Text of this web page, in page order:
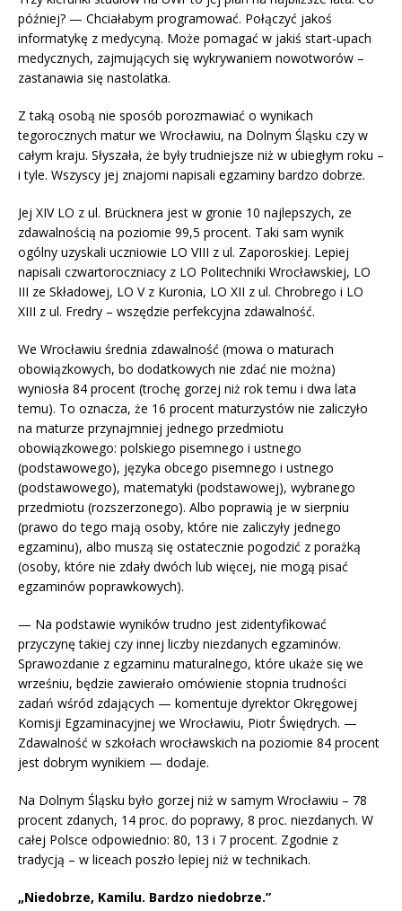
później? — Chciałabym programować. Połączyć jakoś
informatykę z medycyną. Może pomagać w jakiś start-upach
medycznych, zajmujących się wykrywaniem nowotworów –
zastanawia się nastolatka.
Z taką osobą nie sposób porozmawiać o wynikach
tegorocznych matur we Wrocławiu, na Dolnym Śląsku czy w
całym kraju. Słyszała, że były trudniejsze niż w ubiegłym roku –
i tyle. Wszyscy jej znajomi napisali egzaminy bardzo dobrze.
Jej XIV LO z ul. Brücknera jest w gronie 10 najlepszych, ze
zdawalnością na poziomie 99,5 procent. Taki sam wynik
ogólny uzyskali uczniowie LO VIII z ul. Zaporoskiej. Lepiej
napisali czwartoroczniacy z LO Politechniki Wrocławskiej, LO
III ze Składowej, LO V z Kuronia, LO XII z ul. Chrobrego i LO
XIII z ul. Fredry – wszędzie perfekcyjna zdawalność.
We Wrocławiu średnia zdawalność (mowa o maturach
obowiązkowych, bo dodatkowych nie zdać nie można)
wyniosła 84 procent (trochę gorzej niż rok temu i dwa lata
temu). To oznacza, że 16 procent maturzystów nie zaliczyło
na maturze przynajmniej jednego przedmiotu
obowiązkowego: polskiego pisemnego i ustnego
(podstawowego), języka obcego pisemnego i ustnego
(podstawowego), matematyki (podstawowej), wybranego
przedmiotu (rozszerzonego). Albo poprawią je w sierpniu
(prawo do tego mają osoby, które nie zaliczyły jednego
egzaminu), albo muszą się ostatecznie pogodzić z porażką
(osoby, które nie zdały dwóch lub więcej, nie mogą pisać
egzaminów poprawkowych).
— Na podstawie wyników trudno jest zidentyfikować
przyczynę takiej czy innej liczby niezdanych egzaminów.
Sprawozdanie z egzaminu maturalnego, które ukaże się we
wrześniu, będzie zawierało omówienie stopnia trudności
zadań wśród zdających — komentuje dyrektor Okręgowej
Komisji Egzaminacyjnej we Wrocławiu, Piotr Świędrych. —
Zdawalność w szkołach wrocławskich na poziomie 84 procent
jest dobrym wynikiem — dodaje.
Na Dolnym Śląsku było gorzej niż w samym Wrocławiu – 78
procent zdanych, 14 proc. do poprawy, 8 proc. niezdanych. W
całej Polsce odpowiednio: 80, 13 i 7 procent. Zgodnie z
tradycją – w liceach poszło lepiej niż w technikach.
„Niedobrze, Kamilu. Bardzo niedobrze.”